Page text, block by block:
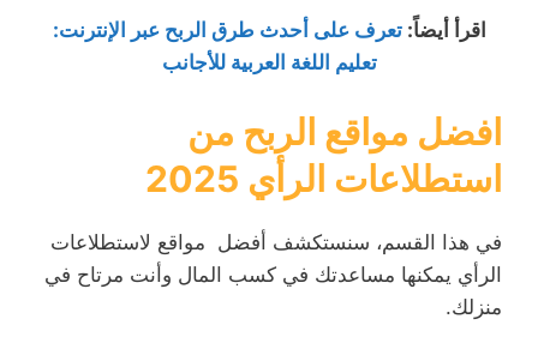
اقرأ أيضاً:تعرف على أحدث طرق الربح عبر الإنترنت:
تعليم اللغة العربية للأجانب
افضل مواقع الربح من
استطلاعات الرأي 2025
في هذا القسم، سنستكشف أفضل مواقع لاستطلاعات
الرأي يمكنها مساعدتك في كسب المال وأنت مرتاح في
منزلك.